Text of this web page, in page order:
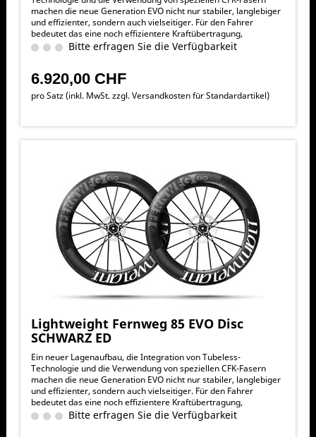
machen die neue Generation EVO nicht nur stabiler, langlebiger
und effizienter, sondern auch vielseitiger. Für den Fahrer
bedeutet das eine noch effizientere Kraftübertragung,
exzellentes Handling, verbesserte Rolleigenschaften, präzisere
und sicherere Bremsperformance und vor allem mehr Speed.
erhöht werden – lange Ausfahrten werden somit noch
effizienter.
Bitte erfragen Sie die Verfügbarkeit
6.920,00 CHF
pro Satz (inkl. MwSt. zzgl.Versandkosten für Standardartikel)
Lightweight Fernweg 85 EVO Disc
SCHWARZ ED
Ein neuer Lagenaufbau, die Integration von Tubeless-
Technologie und die Verwendung von speziellen CFK-Fasern
machen die neue Generation EVO nicht nur stabiler, langlebiger
und effizienter, sondern auch vielseitiger. Für den Fahrer
bedeutet das eine noch effizientere Kraftübertragung,
exzellentes Handling, verbesserte Rolleigenschaften, präzisere
und sicherere Bremsperformance und vor allem mehr Speed.
Bitte erfragen Sie die Verfügbarkeit